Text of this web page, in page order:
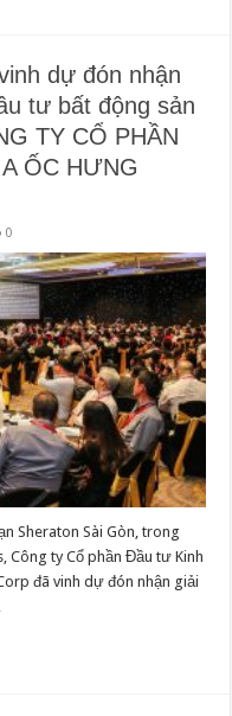
dự đón nhận
tư bất động sản
TY CỔ PHẦN
ỐC HƯNG
0
Sheraton Sài Gòn, trong
Công ty Cổ phần Đầu tư Kinh
đã vinh dự đón nhận giải